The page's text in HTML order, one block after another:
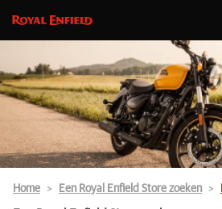
Home Een Royal Enfield Store zoeken